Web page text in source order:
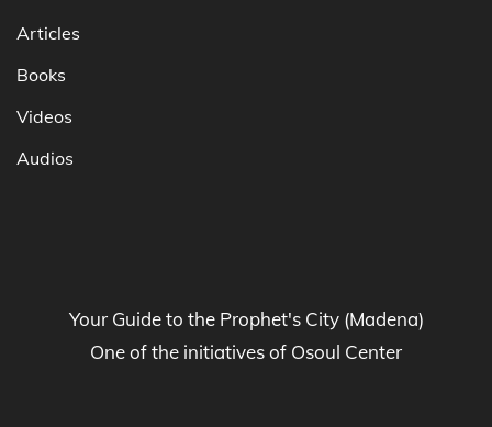
Articles
Books
Videos
Audios
Your Guide to the Prophet's City (Madena)
One of the initiatives of Osoul Center